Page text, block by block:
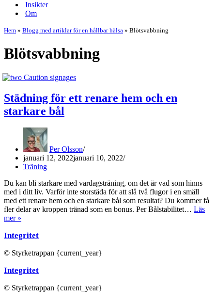
Insikter
Om
Hem » Blogg med artiklar för en hållbar hälsa » Blötsvabbning
Blötsvabbning
Städning för ett renare hem och en
starkare bål
Per Olsson
januari 12, 2022januari 10, 2022
Träning
Du kan bli starkare med vardagsträning, om det är vad som hinns
med i ditt liv. Varför inte storstäda för att slå två flugor i en smäll
med ett renare hem och en starkare bål som resultat? Du kommer få
fler delar av kroppen tränad som en bonus. Per Bålstabilitet… Läs
mer »
ett
hem
en
bål
Integritet
© Styrketrappan {current_year}
Integritet
© Styrketrappan {current_year}